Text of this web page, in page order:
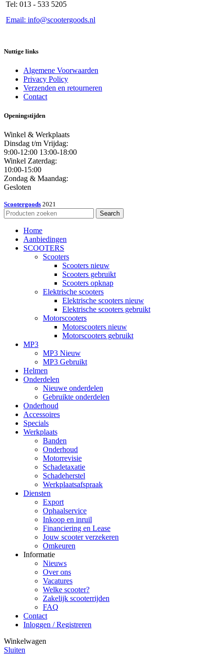
Tel: 013 - 533 5205
Email: info@scootergoods.nl
Nuttige links
Algemene Voorwaarden
Privacy Policy
Verzenden en retourneren
Contact
Openingstijden
Winkel & Werkplaats
Dinsdag t/m Vrijdag:
9:00-12:00 13:00-18:00
Winkel Zaterdag:
10:00-15:00
Zondag & Maandag:
Gesloten
Scootergoods 2021
Search
Home
Aanbiedingen
SCOOTERS
Scooters
Scooters nieuw
Scooters gebruikt
Scooters opknap
Elektrische scooters
Elektrische scooters nieuw
Elektrische scooters gebruikt
Motorscooters
Motorscooters nieuw
Motorscooters gebruikt
MP3
MP3 Nieuw
MP3 Gebruikt
Helmen
Onderdelen
Nieuwe onderdelen
Gebruikte onderdelen
Onderhoud
Accessoires
Specials
Werkplaats
Banden
Onderhoud
Motorrevisie
Schadetaxatie
Schadeherstel
Werkplaatsafspraak
Diensten
Export
Ophaalservice
Inkoop en inruil
Financiering en Lease
Jouw scooter verzekeren
Omkeuren
Informatie
Nieuws
Over ons
Vacatures
Welke scooter?
Zakelijk scooterrijden
FAQ
Contact
Inloggen / Registreren
Winkelwagen
Sluiten